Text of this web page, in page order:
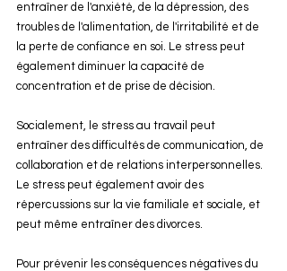
entraîner de l'anxiété, de la dépression, des
troubles de l'alimentation, de l'irritabilité et de
la perte de confiance en soi. Le stress peut
également diminuer la capacité de
concentration et de prise de décision.
Socialement, le stress au travail peut
entraîner des difficultés de communication, de
collaboration et de relations interpersonnelles.
Le stress peut également avoir des
répercussions sur la vie familiale et sociale, et
peut même entraîner des divorces.
Pour prévenir les conséquences négatives du